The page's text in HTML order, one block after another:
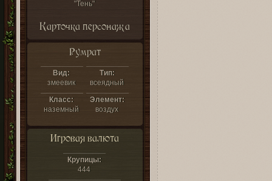
"Тень"
Карточка персонажа
Румрат
Вид:
змеевик
Тип:
всеядный
Класс:
наземный
Элемент:
воздух
Игровая валюта
Крупицы:
444